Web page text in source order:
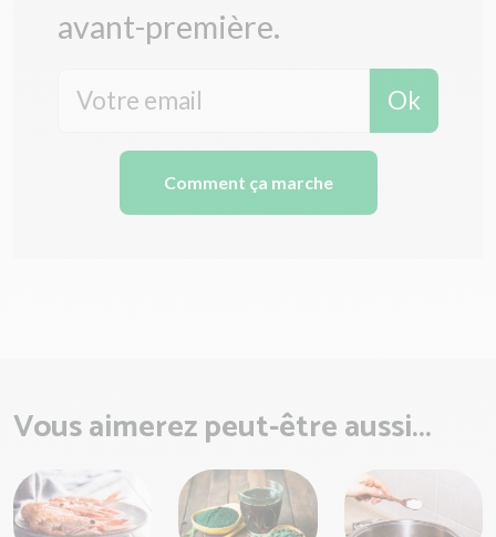
avant-première.
Ok
Comment ça marche
Vous aimerez peut-être aussi...